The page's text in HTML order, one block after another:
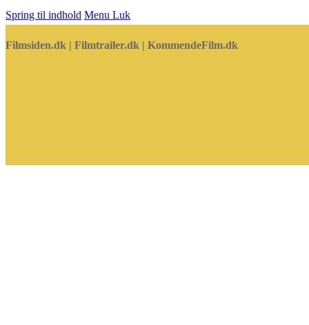
Spring til indhold Menu Luk
Filmsiden.dk | Filmtrailer.dk | KommendeFilm.dk